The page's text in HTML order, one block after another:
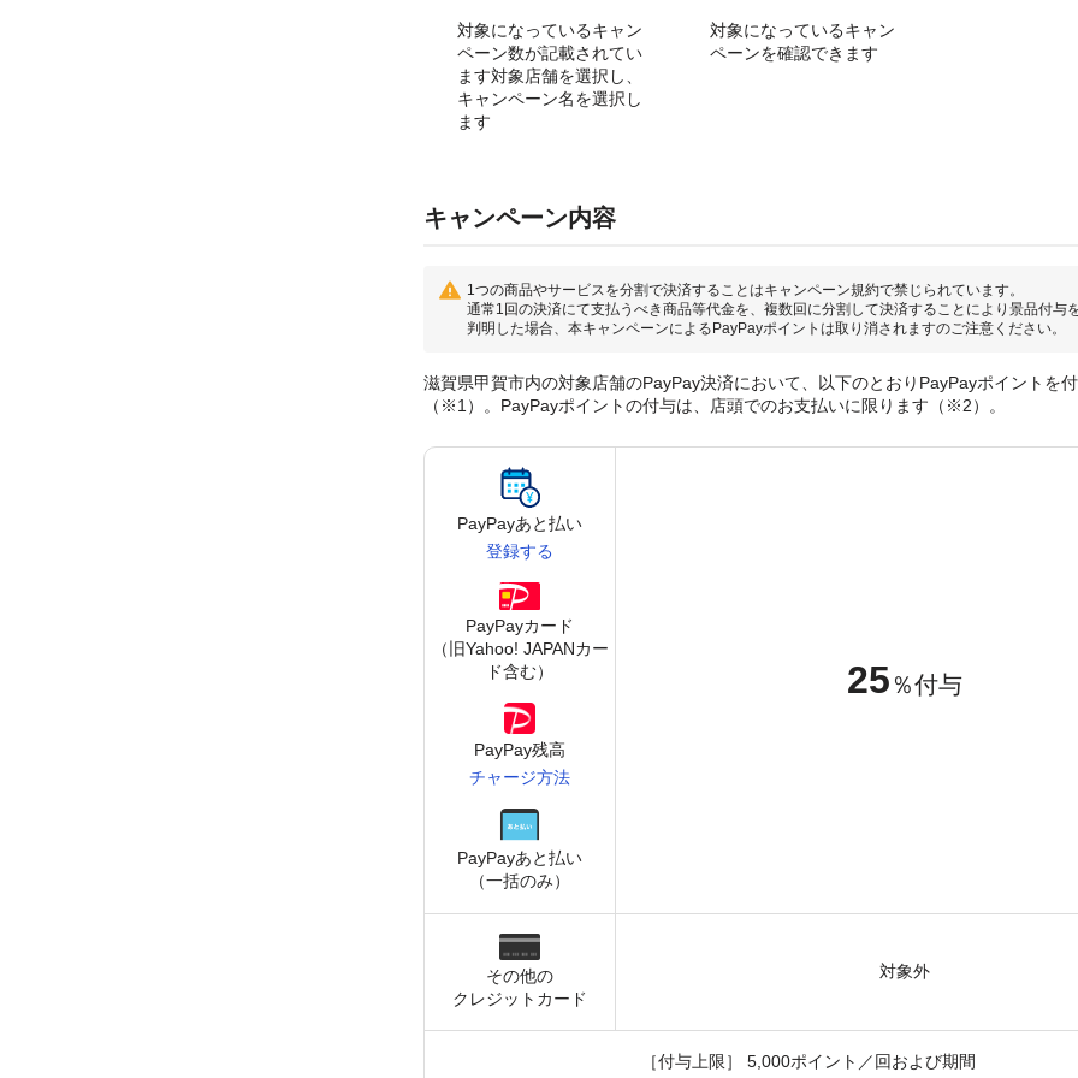
対象になっているキャン
ペーン数が記載されてい
ます対象店舗を選択し、
キャンペーン名を選択し
ます
対象になっているキャン
ペーンを確認できます
キャンペーン内容
1つの商品やサービスを分割で決済することはキャンペーン規約で禁じられています。
通常1回の決済にて支払うべき商品等代金を、複数回に分割して決済することにより景品付与
判明した場合、本キャンペーンによるPayPayポイントは取り消されますのご注意ください。
滋賀県甲賀市内の対象店舗のPayPay決済において、以下のとおりPayPayポイントを
（※1）。PayPayポイントの付与は、店頭でのお支払いに限ります（※2）。
PayPayあと払い
登録する
PayPayカード
（旧Yahoo! JAPANカー
ド含む）
PayPay残高
チャージ方法
PayPayあと払い
（一括のみ）
25 ％付与
その他の
クレジットカード
対象外
［付与上限］ 5,000ポイント／回および期間